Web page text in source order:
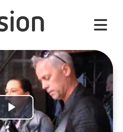
Play